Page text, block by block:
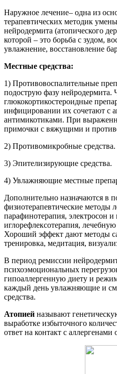
Наружное лечение– одна из
терапевтических методик
нейродермита (атопического
которой – это борьба с зудом,
увлажнение, восстановление
Местные средства:
1) Противовоспалительные
подострую фазу нейродермита.
глюкокортикостероидные
инфицировании их сочетают с
антимикотиками. При
примочки с вяжущими и
2) Противомикробные средства.
3) Эпителизирующие средства.
4) Увлажняющие местные
Дополнительно назначаются в
физиотерапевтические методы
парафинотерапия, электросон и
иглорефлексотерапия,
Хороший эффект дают методы
тренировка, медитация,
В период ремиссии
психоэмоциональных
гипоаллергенную диету и
каждый день увлажняющие и
средства.
Атопией называют
выработке избыточного
ответ на контакт с